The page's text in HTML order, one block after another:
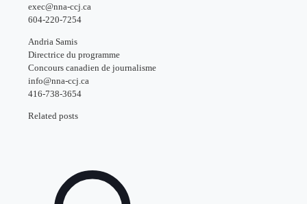
exec@nna-ccj.ca
604-220-7254
Andria Samis
Directrice du programme
Concours canadien de journalisme
info@nna-ccj.ca
416-738-3654
Related posts